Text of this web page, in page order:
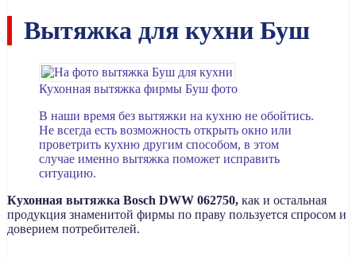
Вытяжка для кухни Буш
Кухонная вытяжка фирмы Буш фото
В наши время без вытяжки на кухню не обойтись.
Не всегда есть возможность открыть окно или
проветрить кухню другим способом, в этом
случае именно вытяжка поможет исправить
ситуацию.
Кухонная вытяжка Bosch DWW 062750, как и остальная
продукция знаменитой фирмы по праву пользуется спросом и
доверием потребителей.